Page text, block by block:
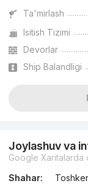
Ta'mirlash
Isitish Tizimi
Devorlar
Ship Balandligi
Joylashuv va
Google Xaritalarda
Shahar: